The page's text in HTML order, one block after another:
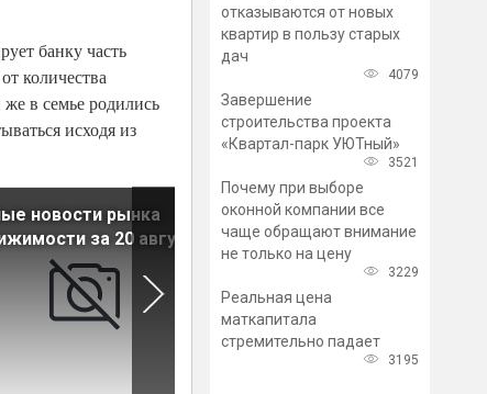
банку часть
количества
в семье родились
исходя из
новости рынка
за 20 августа
СМП Банк даст ипотеку на
квартиры во II очереди ЖК
«Светлый мир «Жизнь...»
отказываются от новых
квартир в пользу старых
дач
4079
Завершение
строительства проекта
«Квартал-парк УЮТный»
3521
Почему при выборе
оконной компании все
чаще обращают внимание
не только на цену
3229
Реальная цена
маткапитала
стремительно падает
3195